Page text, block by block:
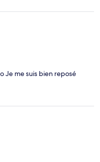
Je me suis bien reposé